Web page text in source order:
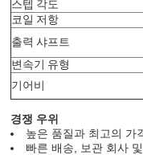
스텝 각도
코일 저항
출력 샤프트
변속기 유형
기어비
경쟁 우위
높은 품질과 최고의 가
빠른 배송, 보관 회사